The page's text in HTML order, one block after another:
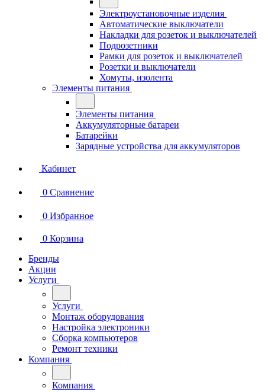
Электроустановочные изделия
Автоматические выключатели
Накладки для розеток и выключателей
Подрозетники
Рамки для розеток и выключателей
Розетки и выключатели
Хомуты, изолента
Элементы питания
Элементы питания
Аккумуляторные батареи
Батарейки
Зарядные устройства для аккумуляторов
Кабинет
0 Сравнение
0 Избранное
0 Корзина
Бренды
Акции
Услуги
Услуги
Монтаж оборудования
Настройка электроники
Сборка компьютеров
Ремонт техники
Компания
Компания